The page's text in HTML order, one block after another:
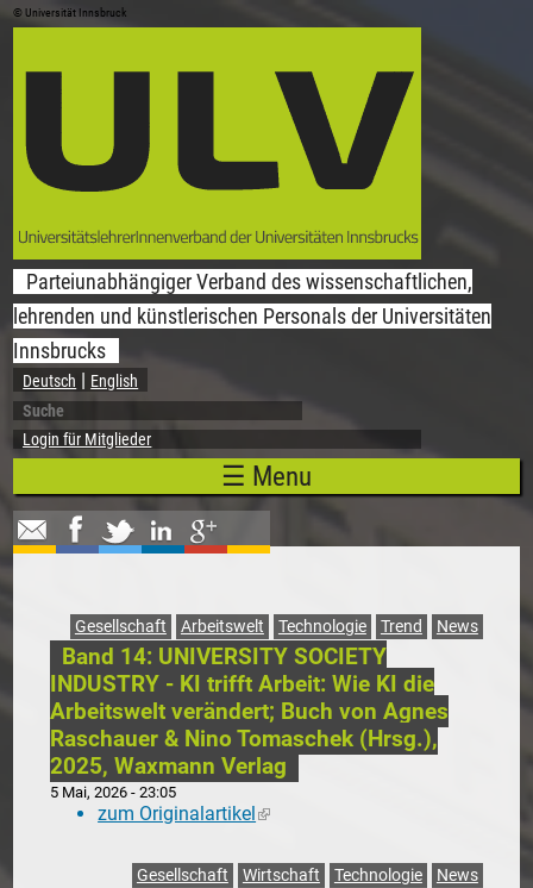
Direkt zum Inhalt
© Universität Innsbruck
Parteiunabhängiger Verband des wissenschaftlichen,
lehrenden und künstlerischen Personals der Universitäten
Innsbrucks
Deutsch English
Suchformular
Suche
Login für Mitglieder
☰ Menu
Gesellschaft Arbeitswelt Technologie Trend News
Band 14: UNIVERSITY SOCIETY
INDUSTRY - KI trifft Arbeit: Wie KI die
Arbeitswelt verändert; Buch von Agnes
Raschauer & Nino Tomaschek (Hrsg.),
2025, Waxmann Verlag
5 Mai, 2026 - 23:05
zum Originalartikel(link is external)
Gesellschaft Wirtschaft Technologie News